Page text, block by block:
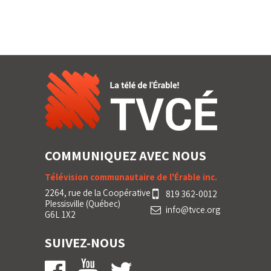
COMMUNIQUEZ AVEC NOUS
Télévision communautaire de l'Érable inc.
2264, rue de la Coopérative
Plessisville (Québec)
G6L 1X2
819 362-0012
info@tvce.org
SUIVEZ-NOUS